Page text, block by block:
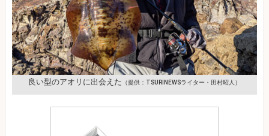
良い型のアオリに出会えた （提供：TSURINEWSライター・田村昭人）